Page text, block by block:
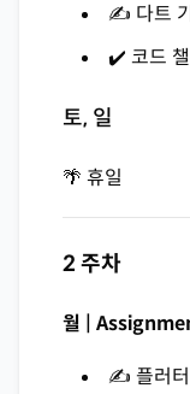
✍️ 다트
✔️ 코드 챌
토, 일
🌴 휴일
2 주차
월 |
✍️ 플러터